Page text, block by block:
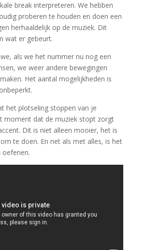
break interpreteren. We hebben
proberen te houden en doen een
herhaaldelijk op de muziek. Dit
wat er gebeurt.
als we het nummer nu nog een
we weer andere bewegingen
Het aantal mogelijkheden is
het plotseling stoppen van je
moment dat de muziek stopt zorgt
Dit is niet alleen mooier, het is
te doen. En net als met alles, is het
oefenen.